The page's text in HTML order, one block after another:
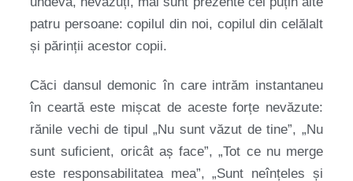
patru persoane: copilul din noi, copilul din celălalt
și părinții acestor copii.
Căci dansul demonic în care intrăm instantaneu
în ceartă este mișcat de aceste forțe nevăzute:
rănile vechi de tipul „Nu sunt văzut de tine”, „Nu
sunt suficient, oricât aș face”, „Tot ce nu merge
este responsabilitatea mea”, „Sunt neînțeles și